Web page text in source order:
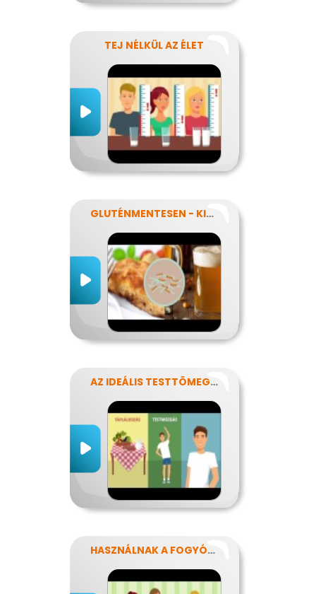
TEJ NÉLKÜL AZ ÉLET
GLUTÉNMENTESEN - KINEK IS?!
AZ IDEÁLIS TESTTÖMEG TITKAI
HASZNÁLNAK A FOGYÓKÚRÁK?